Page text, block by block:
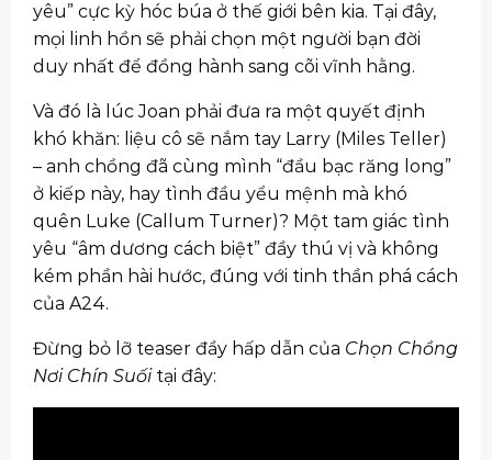
yêu” cực kỳ hóc búa ở thế giới bên kia. Tại đây,
mọi linh hồn sẽ phải chọn một người bạn đời
duy nhất để đồng hành sang cõi vĩnh hằng.
Và đó là lúc Joan phải đưa ra một quyết định
khó khăn: liệu cô sẽ nắm tay Larry (Miles Teller)
– anh chồng đã cùng mình “đầu bạc răng long”
ở kiếp này, hay tình đầu yểu mệnh mà khó
quên Luke (Callum Turner)? Một tam giác tình
yêu “âm dương cách biệt” đầy thú vị và không
kém phần hài hước, đúng với tinh thần phá cách
của A24.
Đừng bỏ lỡ teaser đầy hấp dẫn của Chọn Chồng
Nơi Chín Suốitại đây: